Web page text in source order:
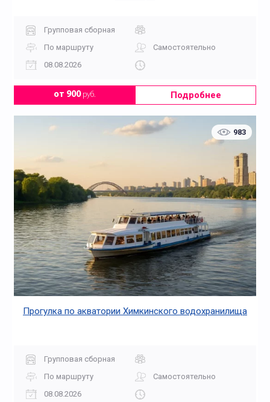
Групповая сборная
По маршруту
Самостоятельно
08.08.2026
от 900руб. Подробнее
983
Прогулка по акватории Химкинского водохранилища
Групповая сборная
По маршруту
Самостоятельно
08.08.2026